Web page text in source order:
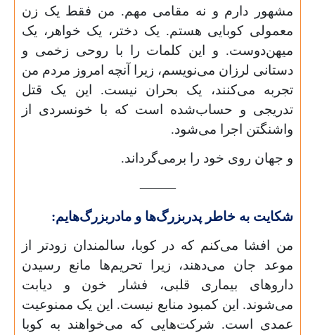
مشهور دارم و نه مقامی مهم. من فقط یک زن
معمولی کوبایی هستم. یک دختر، یک خواهر، یک
میهن‌دوست. و این کلمات را با روحی زخمی و
دستانی لرزان می‌نویسم، زیرا آنچه امروز مردم من
تجربه می‌کنند، یک بحران نیست. این یک قتل
تدریجی و حساب‌شده است که با خونسردی از
واشنگتن اجرا می‌شود.
و جهان روی خود را برمی‌گرداند.
⸻
شکایت به خاطر پدربزرگ‌ها و مادربزرگ‌هایم:
من افشا می‌کنم که در کوبا، سالمندان زودتر از
موعد جان می‌دهند، زیرا تحریم‌ها مانع رسیدن
داروهای بیماری قلبی، فشار خون و دیابت
می‌شوند. این کمبود منابع نیست. این یک ممنوعیت
عمدی است. شرکت‌هایی که می‌خواهند به کوبا